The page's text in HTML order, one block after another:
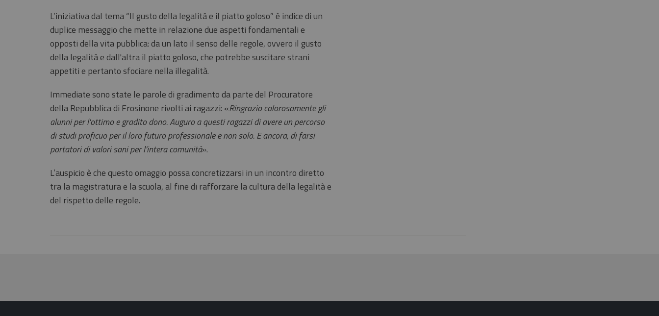
L’iniziativa dal tema “Il gusto della legalità e il piatto goloso” è indice di un
duplice messaggio che mette in relazione due aspetti fondamentali e
opposti della vita pubblica: da un lato il senso delle regole, ovvero il gusto
della legalità e dall'altra il piatto goloso, che potrebbe suscitare strani
appetiti e pertanto sfociare nella illegalità.
Immediate sono state le parole di gradimento da parte del Procuratore
della Repubblica di Frosinone rivolti ai ragazzi: «Ringrazio calorosamente gli
alunni per l'ottimo e gradito dono. Auguro a questi ragazzi di avere un percorso
di studi proficuo per il loro futuro professionale e non solo. E ancora, di farsi
portatori di valori sani per l’intera comunità».
L’auspicio è che questo omaggio possa concretizzarsi in un incontro diretto
tra la magistratura e la scuola, al fine di rafforzare la cultura della legalità e
del rispetto delle regole.